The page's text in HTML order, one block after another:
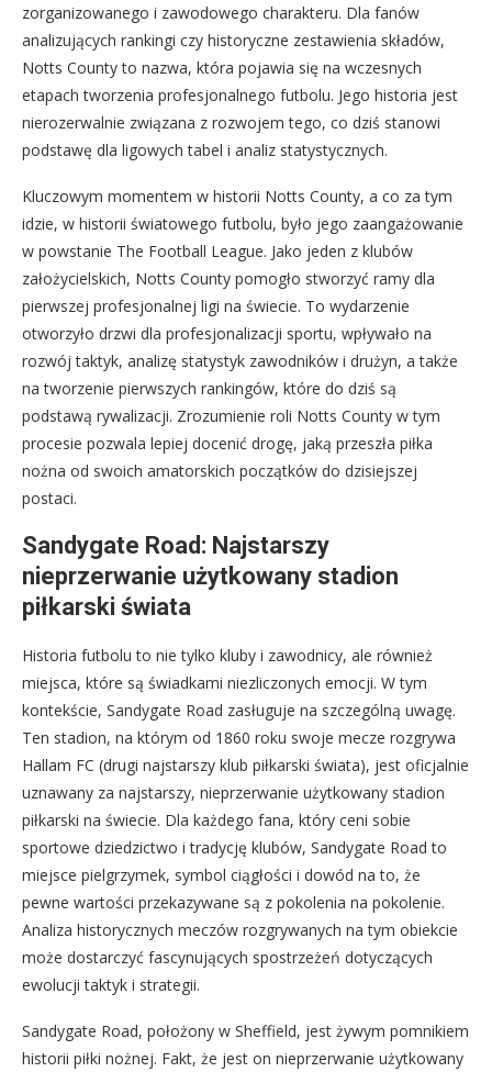
zorganizowanego i zawodowego charakteru. Dla fanów
analizujących rankingi czy historyczne zestawienia składów,
Notts County to nazwa, która pojawia się na wczesnych
etapach tworzenia profesjonalnego futbolu. Jego historia jest
nierozerwalnie związana z rozwojem tego, co dziś stanowi
podstawę dla ligowych tabel i analiz statystycznych.
Kluczowym momentem w historii Notts County, a co za tym
idzie, w historii światowego futbolu, było jego zaangażowanie
w powstanie The Football League. Jako jeden z klubów
założycielskich, Notts County pomogło stworzyć ramy dla
pierwszej profesjonalnej ligi na świecie. To wydarzenie
otworzyło drzwi dla profesjonalizacji sportu, wpływało na
rozwój taktyk, analizę statystyk zawodników i drużyn, a także
na tworzenie pierwszych rankingów, które do dziś są
podstawą rywalizacji. Zrozumienie roli Notts County w tym
procesie pozwala lepiej docenić drogę, jaką przeszła piłka
nożna od swoich amatorskich początków do dzisiejszej
postaci.
Sandygate Road: Najstarszy
nieprzerwanie użytkowany stadion
piłkarski świata
Historia futbolu to nie tylko kluby i zawodnicy, ale również
miejsca, które są świadkami niezliczonych emocji. W tym
kontekście, Sandygate Road zasługuje na szczególną uwagę.
Ten stadion, na którym od 1860 roku swoje mecze rozgrywa
Hallam FC (drugi najstarszy klub piłkarski świata), jest oficjalnie
uznawany za najstarszy, nieprzerwanie użytkowany stadion
piłkarski na świecie. Dla każdego fana, który ceni sobie
sportowe dziedzictwo i tradycję klubów, Sandygate Road to
miejsce pielgrzymek, symbol ciągłości i dowód na to, że
pewne wartości przekazywane są z pokolenia na pokolenie.
Analiza historycznych meczów rozgrywanych na tym obiekcie
może dostarczyć fascynujących spostrzeżeń dotyczących
ewolucji taktyk i strategii.
Sandygate Road, położony w Sheffield, jest żywym pomnikiem
historii piłki nożnej. Fakt, że jest on nieprzerwanie użytkowany